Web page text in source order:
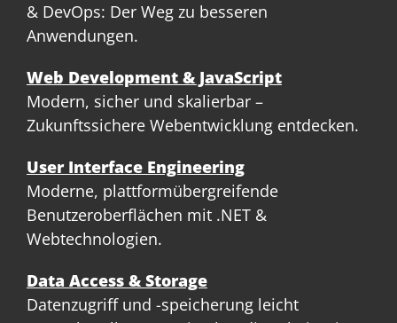
& DevOps: Der Weg zu besseren
Anwendungen.
Web Development & JavaScript
Modern, sicher und skalierbar –
Zukunftssichere Webentwicklung entdecken.
User Interface Engineering
Moderne, plattformübergreifende
Benutzeroberflächen mit .NET &
Webtechnologien.
Data Access & Storage
Datenzugriff und -speicherung leicht